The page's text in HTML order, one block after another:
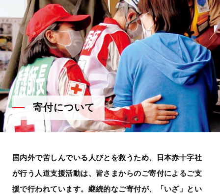
寄付について
国内外で苦しんでいる人びとを救うため、日本赤十字社
が行う人道支援活動は、 皆さまからのご寄付によるご支
援で行われています。 継続的なご寄付が、「いざ」とい